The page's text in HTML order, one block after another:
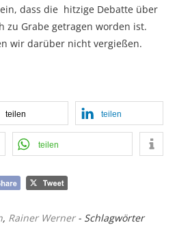
dass die hitzige Debatte über
Grabe getragen worden ist.
wir darüber nicht vergießen.
teilen teilen
teilen
, Rainer Werner - Schlagwörter